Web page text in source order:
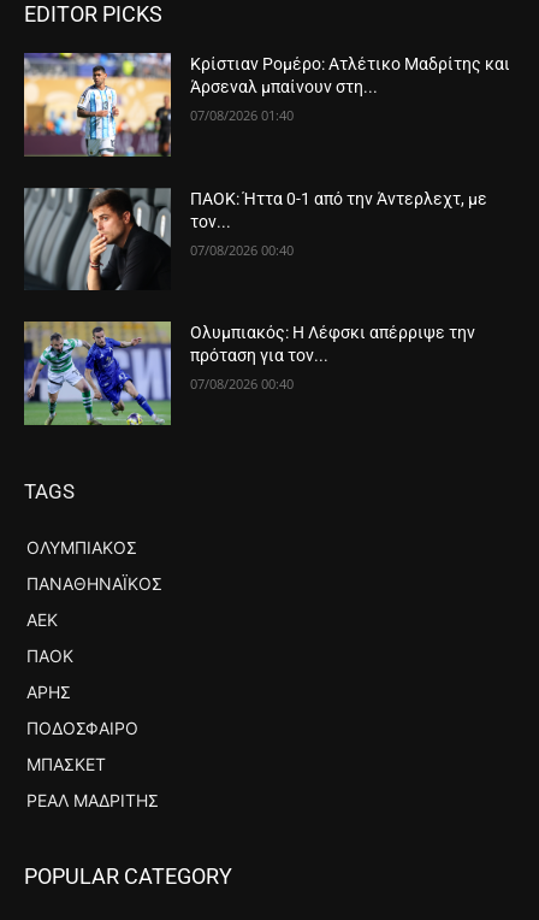
EDITOR PICKS
Κρίστιαν Ρομέρο: Ατλέτικο Μαδρίτης και
Άρσεναλ μπαίνουν στη...
07/08/2026 01:40
ΠΑΟΚ: Ήττα 0-1 από την Άντερλεχτ, με
τον...
07/08/2026 00:40
Ολυμπιακός: Η Λέφσκι απέρριψε την
πρόταση για τον...
07/08/2026 00:40
TAGS
ΟΛΥΜΠΙΑΚΌΣ
ΠΑΝΑΘΗΝΑΪΚΌΣ
ΑΕΚ
ΠΑΟΚ
ΆΡΗΣ
ΠΟΔΌΣΦΑΙΡΟ
ΜΠΆΣΚΕΤ
ΡΕΆΛ ΜΑΔΡΊΤΗΣ
POPULAR CATEGORY